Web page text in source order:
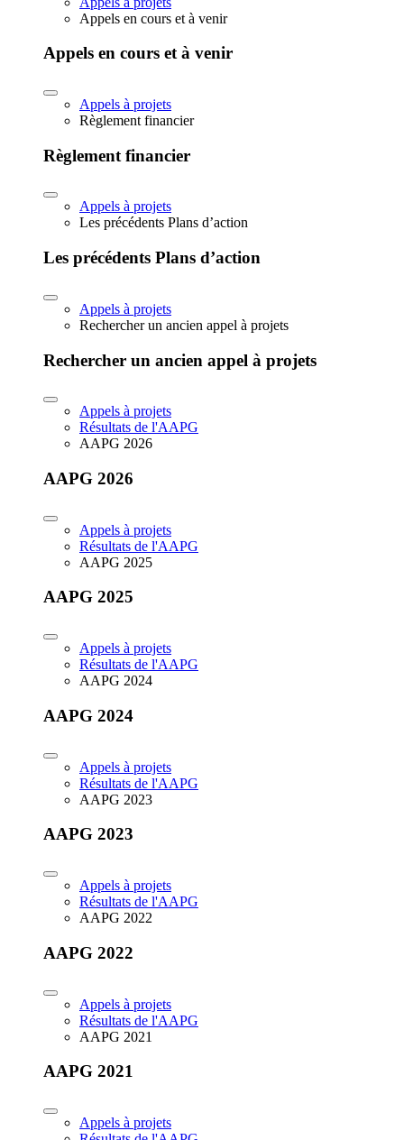
Appels en cours et à venir
Appels en cours et à venir
Appels à projets
Règlement financier
Règlement financier
Appels à projets
Les précédents Plans d’action
Les précédents Plans d’action
Appels à projets
Rechercher un ancien appel à projets
Rechercher un ancien appel à projets
Appels à projets
Résultats de l'AAPG
AAPG 2026
AAPG 2026
Appels à projets
Résultats de l'AAPG
AAPG 2025
AAPG 2025
Appels à projets
Résultats de l'AAPG
AAPG 2024
AAPG 2024
Appels à projets
Résultats de l'AAPG
AAPG 2023
AAPG 2023
Appels à projets
Résultats de l'AAPG
AAPG 2022
AAPG 2022
Appels à projets
Résultats de l'AAPG
AAPG 2021
AAPG 2021
Appels à projets